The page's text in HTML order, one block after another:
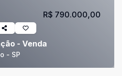
- Venda
- SP
R$ 790.000,00